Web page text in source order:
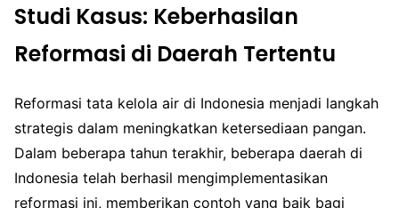
Studi Kasus: Keberhasilan
Reformasi di Daerah Tertentu
Reformasi tata kelola air di Indonesia menjadi langkah
strategis dalam meningkatkan ketersediaan pangan.
Dalam beberapa tahun terakhir, beberapa daerah di
Indonesia telah berhasil mengimplementasikan
reformasi ini, memberikan contoh yang baik bagi